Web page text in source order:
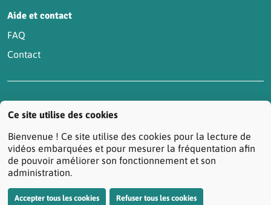
Ce site utilise des cookies
Bienvenue ! Ce site utilise des cookies pour la lecture de
vidéos embarquées et pour mesurer la fréquentation afin
de pouvoir améliorer son fonctionnement et son
administration.
Accepter tous les cookies Refuser tous les cookies
Aide et contact
FAQ
Contact
Protection des données personnelles
Réclamation/Médiation Santé
Résiliation de votre contrat prévoyancePlan du site